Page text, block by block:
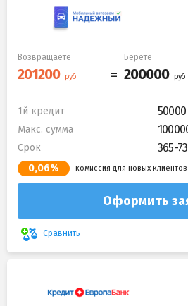
Возвращаете Берете
1й кредит
Макс. сумма
Срок 365-
0,06% комиссия для новых клиентов
Оформить
Сравнить